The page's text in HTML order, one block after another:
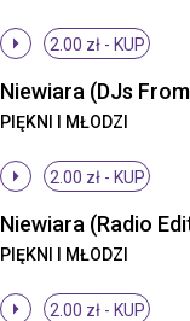
2.00 zł - KUP
PIĘKNI I MŁODZI
2.00 zł - KUP
Niewiara (Radio
PIĘKNI I MŁODZI
2.00 zł - KUP